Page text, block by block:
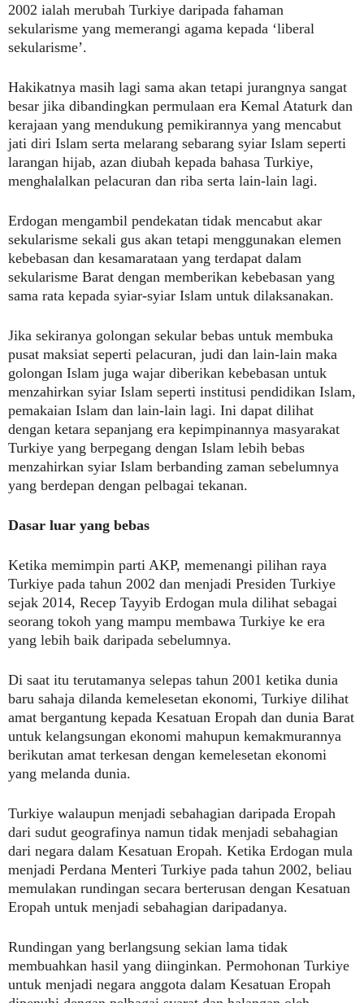
2002 ialah merubah Turkiye daripada fahaman
sekularisme yang memerangi agama kepada ‘liberal
sekularisme’.
Hakikatnya masih lagi sama akan tetapi jurangnya sangat
besar jika dibandingkan permulaan era Kemal Ataturk dan
kerajaan yang mendukung pemikirannya yang mencabut
jati diri Islam serta melarang sebarang syiar Islam seperti
larangan hijab, azan diubah kepada bahasa Turkiye,
menghalalkan pelacuran dan riba serta lain-lain lagi.
Erdogan mengambil pendekatan tidak mencabut akar
sekularisme sekali gus akan tetapi menggunakan elemen
kebebasan dan kesamarataan yang terdapat dalam
sekularisme Barat dengan memberikan kebebasan yang
sama rata kepada syiar-syiar Islam untuk dilaksanakan.
Jika sekiranya golongan sekular bebas untuk membuka
pusat maksiat seperti pelacuran, judi dan lain-lain maka
golongan Islam juga wajar diberikan kebebasan untuk
menzahirkan syiar Islam seperti institusi pendidikan Islam,
pemakaian Islam dan lain-lain lagi. Ini dapat dilihat
dengan ketara sepanjang era kepimpinannya masyarakat
Turkiye yang berpegang dengan Islam lebih bebas
menzahirkan syiar Islam berbanding zaman sebelumnya
yang berdepan dengan pelbagai tekanan.
Dasar luar yang bebas
Ketika memimpin parti AKP, memenangi pilihan raya
Turkiye pada tahun 2002 dan menjadi Presiden Turkiye
sejak 2014, Recep Tayyib Erdogan mula dilihat sebagai
seorang tokoh yang mampu membawa Turkiye ke era
yang lebih baik daripada sebelumnya.
Di saat itu terutamanya selepas tahun 2001 ketika dunia
baru sahaja dilanda kemelesetan ekonomi, Turkiye dilihat
amat bergantung kepada Kesatuan Eropah dan dunia Barat
untuk kelangsungan ekonomi mahupun kemakmurannya
berikutan amat terkesan dengan kemelesetan ekonomi
yang melanda dunia.
Turkiye walaupun menjadi sebahagian daripada Eropah
dari sudut geografinya namun tidak menjadi sebahagian
dari negara dalam Kesatuan Eropah. Ketika Erdogan mula
menjadi Perdana Menteri Turkiye pada tahun 2002, beliau
memulakan rundingan secara berterusan dengan Kesatuan
Eropah untuk menjadi sebahagian daripadanya.
Rundingan yang berlangsung sekian lama tidak
membuahkan hasil yang diinginkan. Permohonan Turkiye
untuk menjadi negara anggota dalam Kesatuan Eropah